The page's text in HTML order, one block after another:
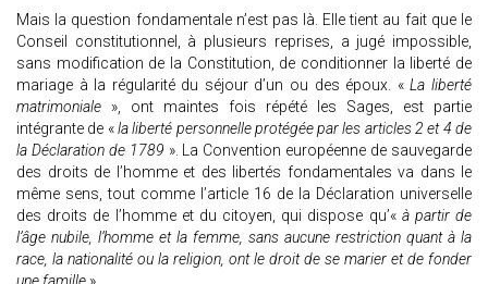
Mais la question fondamentale n’est pas là. Elle tient au fait que le
Conseil constitutionnel, à plusieurs reprises, a jugé impossible,
sans modification de la Constitution, de conditionner la liberté de
mariage à la régularité du séjour d’un ou des époux. «La liberté
matrimoniale », ont maintes fois répété les Sages, est partie
intégrante de «la liberté personnelle protégée par les articles 2 et 4 de
la Déclaration de 1789 ». La Convention européenne de sauvegarde
des droits de l’homme et des libertés fondamentales va dans le
même sens, tout comme l’article 16 de la Déclaration universelle
des droits de l’homme et du citoyen, qui dispose qu’« à partir de
l’âge nubile, l’homme et la femme, sans aucune restriction quant à la
race, la nationalité ou la religion, ont le droit de se marier et de fonder